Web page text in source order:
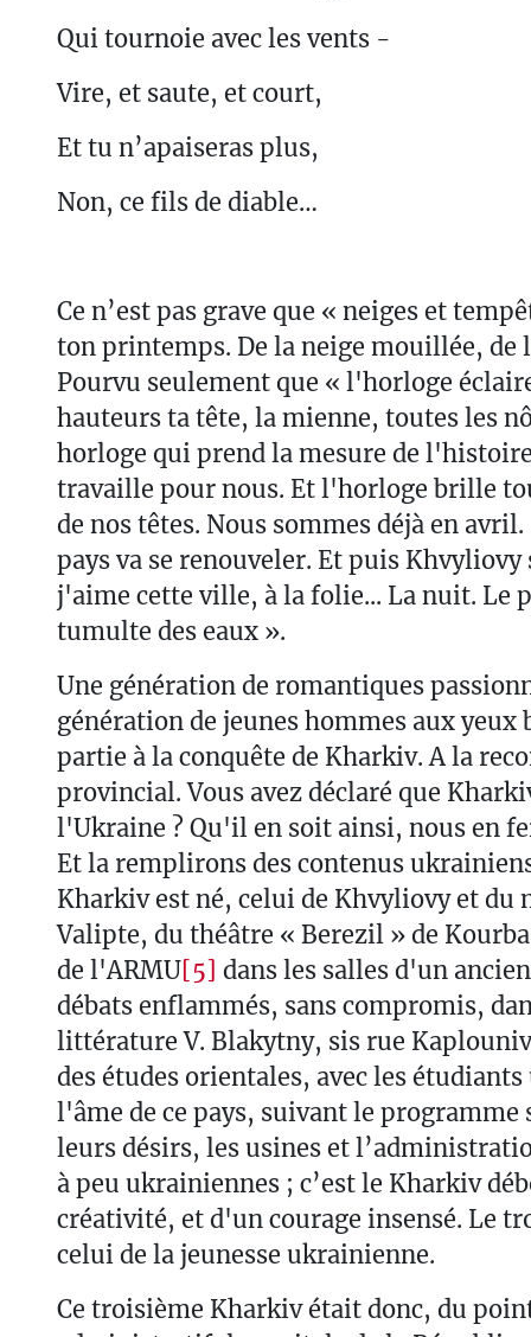
Qui tournoie avec les vents -
Vire, et saute, et court,
Et tu n’apaiseras plus,
Non, ce fils de diable…
Ce n’est pas grave que « neiges et
ton printemps. De la neige mouillée, de
Pourvu seulement que « l'horloge
hauteurs ta tête, la mienne, toutes les
horloge qui prend la mesure de
travaille pour nous. Et l'horloge brille
de nos têtes. Nous sommes déjà en
pays va se renouveler. Et puis Khvyliovy
j'aime cette ville, à la folie... La nuit. Le
tumulte des eaux ».
Une génération de romantiques
génération de jeunes hommes aux yeux
partie à la conquête de Kharkiv. A la
provincial. Vous avez déclaré que
l'Ukraine ? Qu'il en soit ainsi, nous en
Et la remplirons des contenus
Kharkiv est né, celui de Khvyliovy et du
Valipte, du théâtre « Berezil » de
de l'ARMU[5] dans les salles d'un
débats enflammés, sans compromis,
littérature V. Blakytny, sis rue
des études orientales, avec les
l'âme de ce pays, suivant le programme
leurs désirs, les usines et
à peu ukrainiennes ; c’est le Kharkiv
créativité, et d'un courage insensé. Le
celui de la jeunesse ukrainienne.
Ce troisième Kharkiv était donc, du